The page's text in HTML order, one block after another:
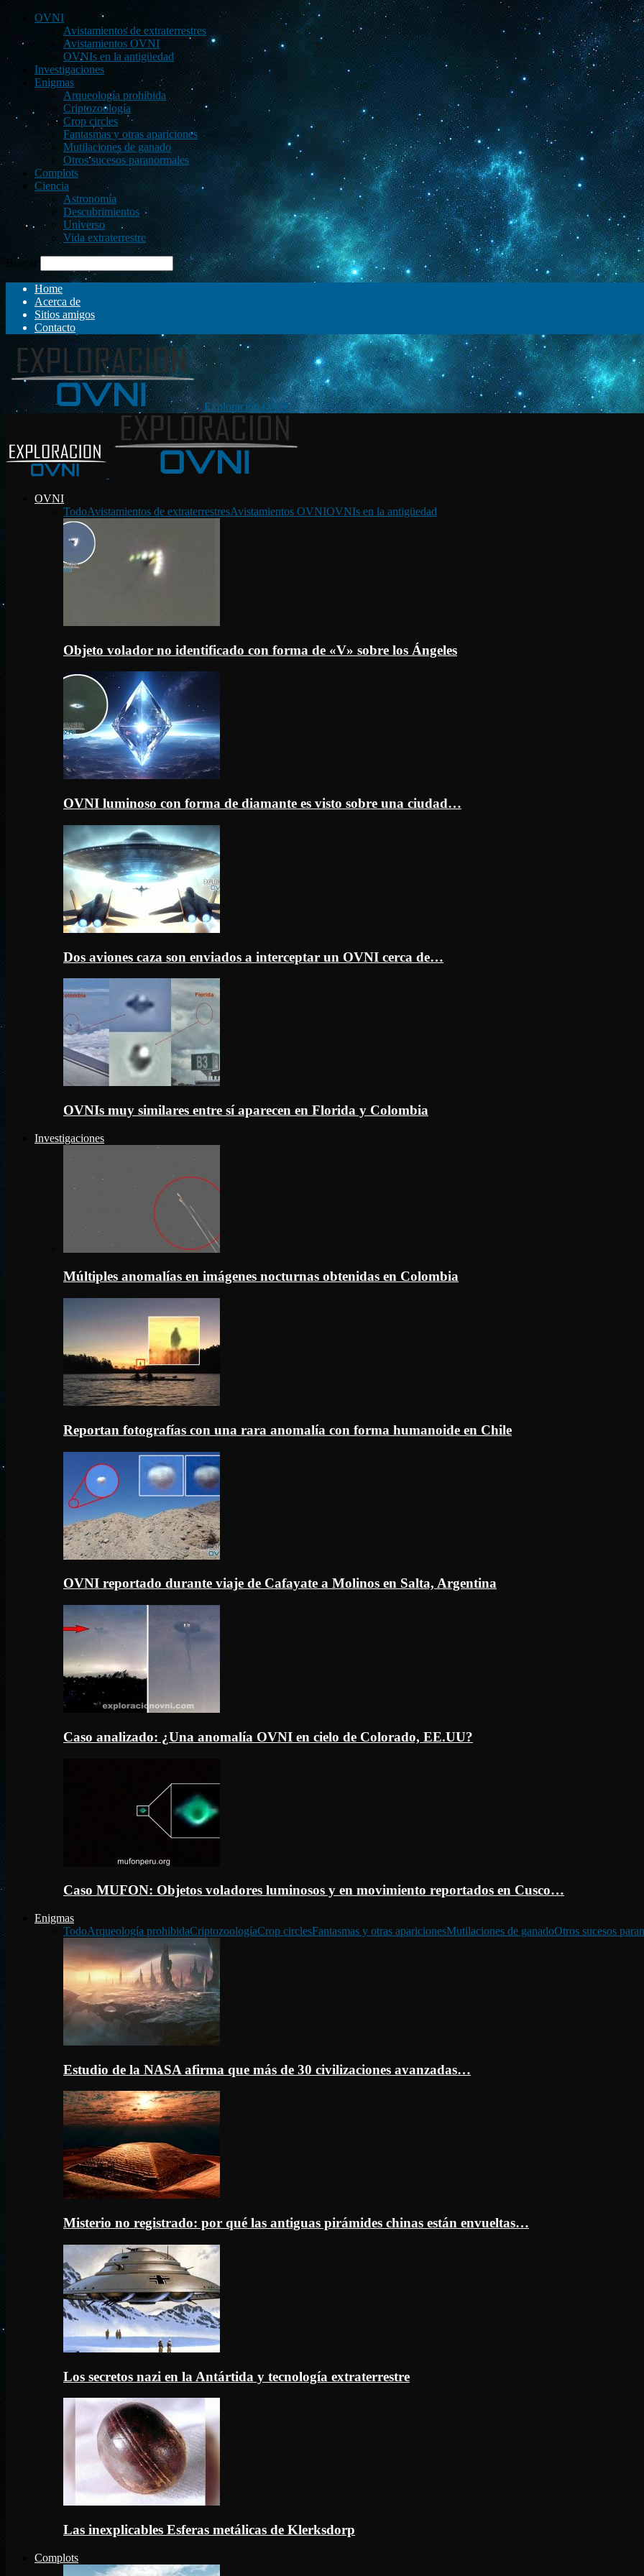
OVNI
Avistamientos de extraterrestres
Avistamientos OVNI
OVNIs en la antigüedad
Investigaciones
Enigmas
Arqueología prohibida
Criptozoología
Crop circles
Fantasmas y otras apariciones
Mutilaciones de ganado
Otros sucesos paranormales
Complots
Ciencia
Astronomía
Descubrimientos
Universo
Vida extraterrestre
Buscar
Home
Acerca de
Sitios amigos
Contacto
Exploración OVNI
OVNI
TodoAvistamientos de extraterrestresAvistamientos OVNIOVNIs en la antigüedad
Objeto volador no identificado con forma de «V» sobre los Ángeles
OVNI luminoso con forma de diamante es visto sobre una ciudad…
Dos aviones caza son enviados a interceptar un OVNI cerca de…
OVNIs muy similares entre sí aparecen en Florida y Colombia
Investigaciones
Múltiples anomalías en imágenes nocturnas obtenidas en Colombia
Reportan fotografías con una rara anomalía con forma humanoide en Chile
OVNI reportado durante viaje de Cafayate a Molinos en Salta, Argentina
Caso analizado: ¿Una anomalía OVNI en cielo de Colorado, EE.UU?
Caso MUFON: Objetos voladores luminosos y en movimiento reportados en Cusco…
Enigmas
TodoArqueología prohibidaCriptozoologíaCrop circlesFantasmas y otras aparicionesMutilaciones de ganadoOtros sucesos
Estudio de la NASA afirma que más de 30 civilizaciones avanzadas…
Misterio no registrado: por qué las antiguas pirámides chinas están envueltas…
Los secretos nazi en la Antártida y tecnología extraterrestre
Las inexplicables Esferas metálicas de Klerksdorp
Complots